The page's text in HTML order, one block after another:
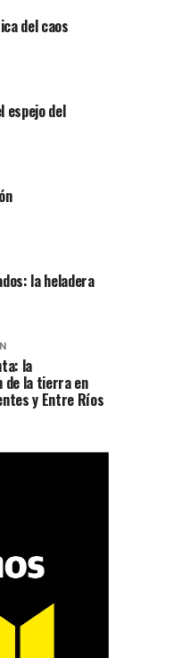
del caos
espejo del
la heladera
la
de la tierra en
y Entre Ríos